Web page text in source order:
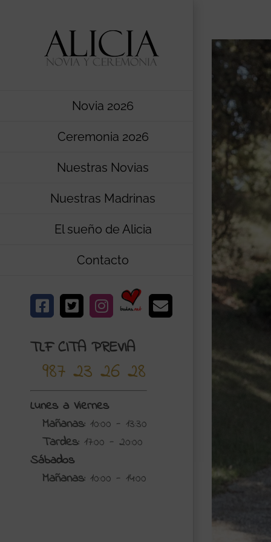
Novia 2026
Ceremonia 2026
Nuestras Novias
Nuestras Madrinas
El sueño de Alicia
Contacto
Facebook
X Instagram
Bodas.net
Correo
TLF CITA PREVIA
987 23 26 28
Lunes a Viernes
Mañanas: 10:00 - 13:30
Tardes: 17:00 - 20:00
Sábados
Mañanas: 10:00 - 14:00